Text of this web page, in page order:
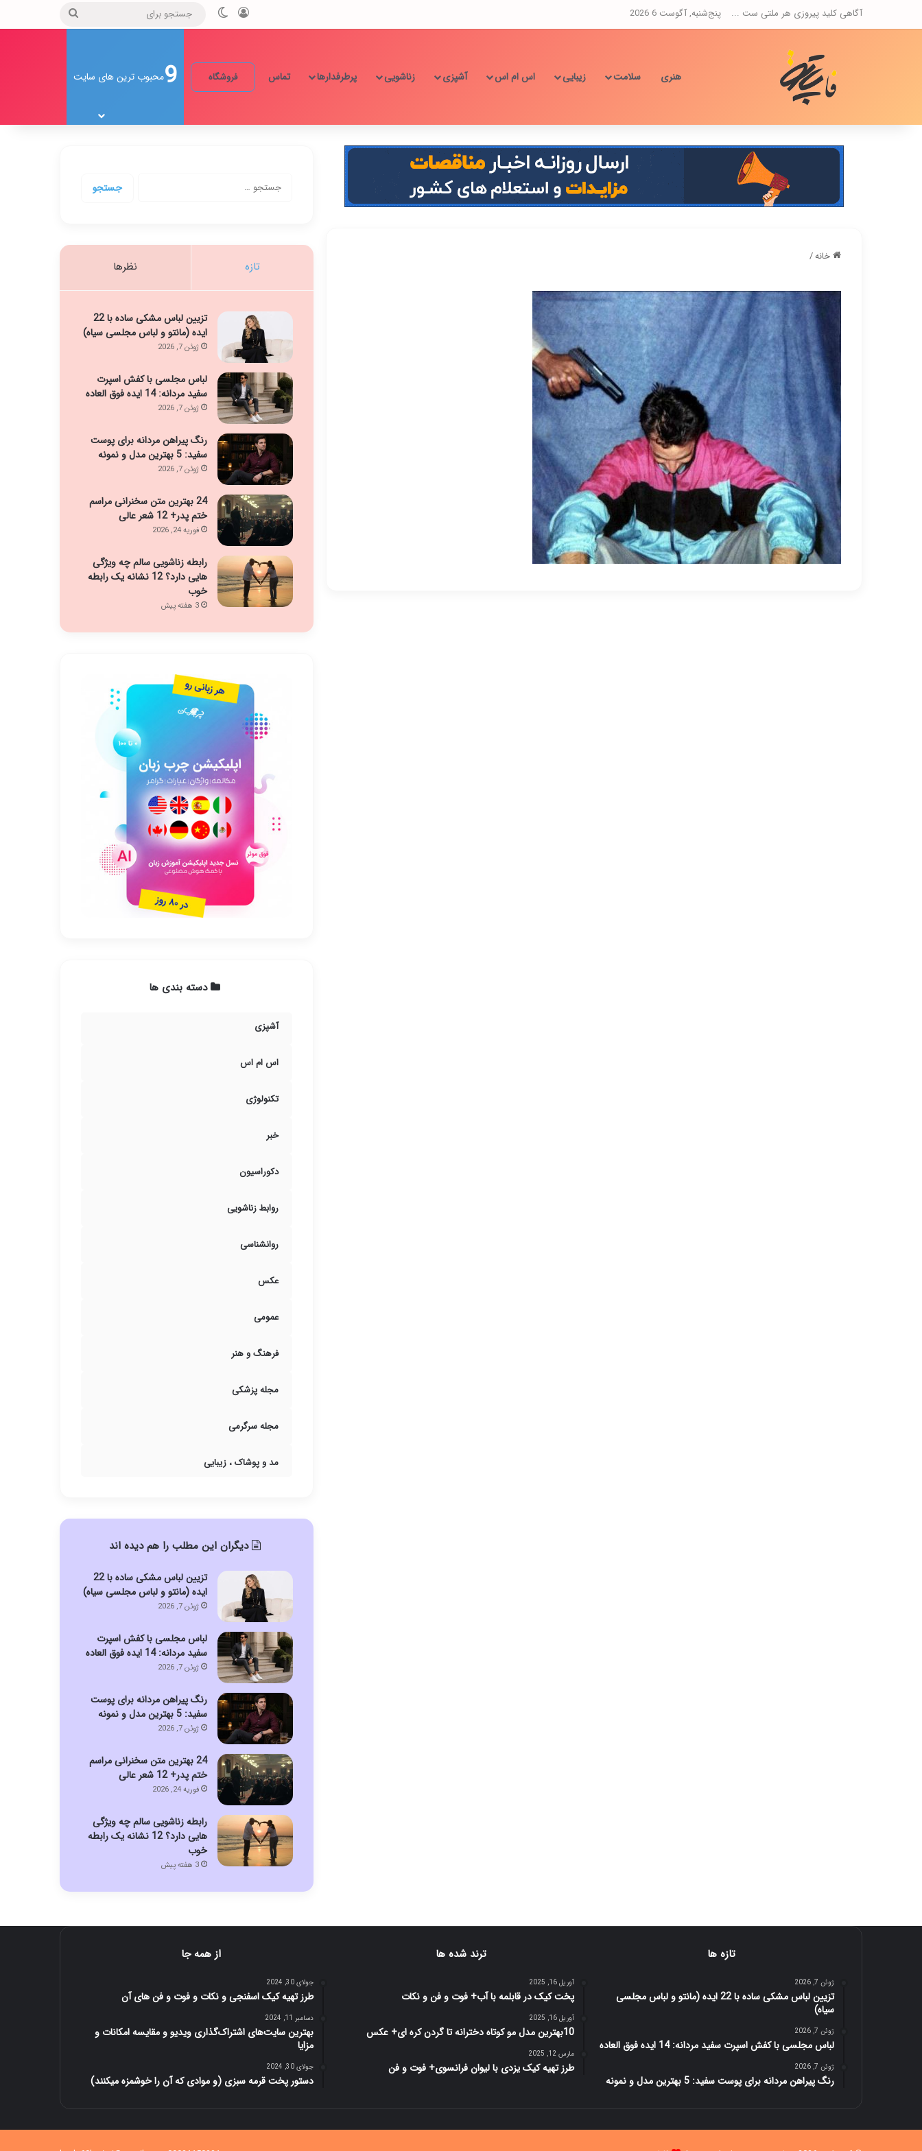
آگاهی کلید پیروزی هر ملتی ست ... پنج‌شنبه, آگوست 6 2026 ورود تغییر پوسته
جستجو
هنری سلامت زیبایی اس ام اس آشپزی زناشویی پرطرفدارها تماس فروشگاه 9محبوب ترین های سایت
خانه/
تازه نظرها
تزیین لباس مشکی ساده با 22
ایده (مانتو و لباس مجلسی سیاه)
ژوئن 7, 2026
لباس مجلسی با کفش اسپرت
سفید مردانه: 14 ایده فوق العاده
ژوئن 7, 2026
رنگ پیراهن مردانه برای پوست
سفید: 5 بهترین مدل و نمونه
ژوئن 7, 2026
24 بهترین متن سخنرانی مراسم
ختم پدر+ 12 شعر عالی
فوریه 24, 2026
رابطه زناشویی سالم چه ویژگی
هایی دارد؟ 12 نشانه یک رابطه
خوب
3 هفته پیش
دسته بندی ها
آشپزی
اس ام اس
تکنولوژی
خبر
دکوراسیون
روابط زناشویی
روانشناسی
عکس
عمومی
فرهنگ و هنر
مجله پزشکی
مجله سرگرمی
مد و پوشاک ، زیبایی
دیگران این مطلب را هم دیده اند
تزیین لباس مشکی ساده با 22
ایده (مانتو و لباس مجلسی سیاه)
ژوئن 7, 2026
لباس مجلسی با کفش اسپرت
سفید مردانه: 14 ایده فوق العاده
ژوئن 7, 2026
رنگ پیراهن مردانه برای پوست
سفید: 5 بهترین مدل و نمونه
ژوئن 7, 2026
24 بهترین متن سخنرانی مراسم
ختم پدر+ 12 شعر عالی
فوریه 24, 2026
رابطه زناشویی سالم چه ویژگی
هایی دارد؟ 12 نشانه یک رابطه
خوب
3 هفته پیش
تازه ها
ژوئن 7, 2026
تزیین لباس مشکی ساده با 22 ایده (مانتو و لباس مجلسی
سیاه)
ژوئن 7, 2026
لباس مجلسی با کفش اسپرت سفید مردانه: 14 ایده فوق العاده
ژوئن 7, 2026
رنگ پیراهن مردانه برای پوست سفید: 5 بهترین مدل و نمونه
ترند شده ها
آوریل 16, 2025
پخت کیک در قابلمه با آب+ فوت و فن و نکات
آوریل 16, 2025
10بهترین مدل مو کوتاه دخترانه تا گردن کره ای+ عکس
مارس 12, 2025
طرز تهیه کیک یزدی با لیوان فرانسوی+ فوت و فن
از همه جا
جولای 30, 2024
طرز تهیه کیک اسفنجی و نکات و فوت و فن های آن
دسامبر 11, 2024
بهترین سایت‌های اشتراک‌گذاری ویدیو و مقایسه امکانات و
مزایا
جولای 30, 2024
دستور پخت قرمه سبزی (و موادی که آن را خوشمزه میکنند)